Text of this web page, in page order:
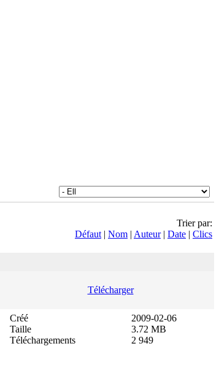
Trier par:
Défaut | Nom | Auteur| Date | Clics
Télécharger
Créé
Taille
Téléchargements
2009-02-06
3.72 MB
2 949